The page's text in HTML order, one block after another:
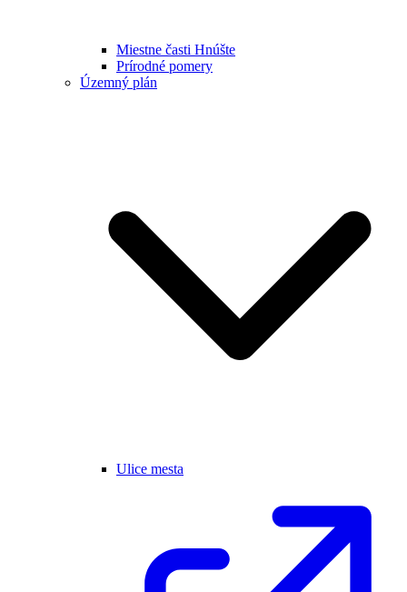
Miestne časti Hnúšte
Prírodné pomery
Územný plán
Ulice mesta